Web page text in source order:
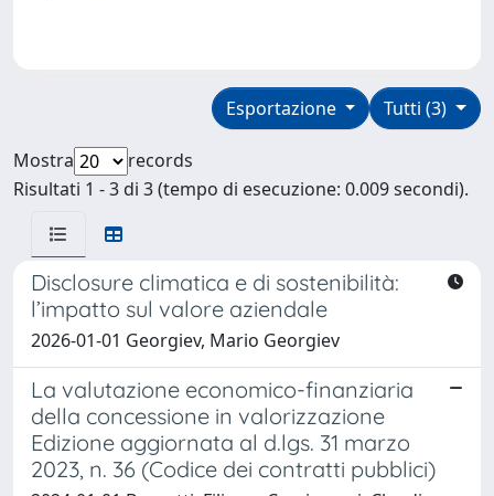
Tutti (3)
Esportazione
Mostra
records
Risultati 1 - 3 di 3 (tempo di esecuzione: 0.009 secondi).
Disclosure climatica e di sostenibilità:
l’impatto sul valore aziendale
2026-01-01 Georgiev, Mario Georgiev
La valutazione economico-finanziaria
della concessione in valorizzazione
Edizione aggiornata al d.lgs. 31 marzo
2023, n. 36 (Codice dei contratti pubblici)